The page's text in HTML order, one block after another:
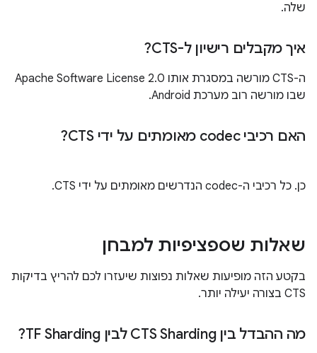
שלה.
איך מקבלים רישיון ל-CTS?
ה-CTS מורשה במסגרת אותו Apache Software License 2.0
שבו מורשה רוב מערכת Android.
האם רכיבי codec מאומתים על ידי CTS?
כן. כל רכיבי ה-codec הנדרשים מאומתים על ידי CTS.
שאלות שספציפיות למבחן
בקטע הזה מופיעות שאלות נפוצות שיעזרו לכם להריץ בדיקות
CTS בצורה יעילה יותר.
מה ההבדל בין CTS Sharding לבין TF Sharding?